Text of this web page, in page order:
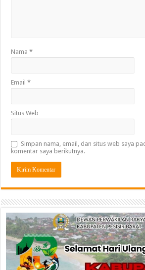
Nama*
Email*
Situs Web
Simpan nama, email, dan situs web saya
komentar saya berikutnya.